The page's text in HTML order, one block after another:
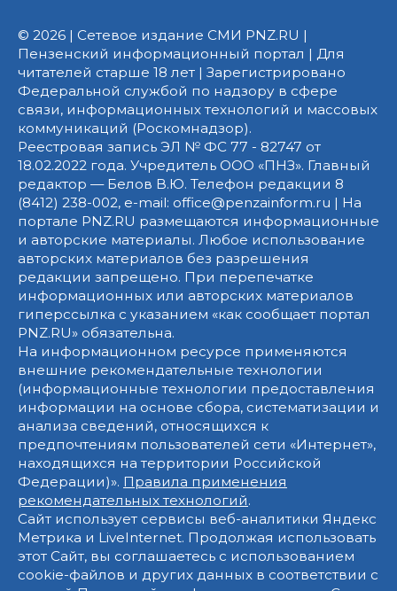
© 2026 | Сетевое издание СМИ PNZ.RU |
Пензенский информационный портал | Для
читателей старше 18 лет | Зарегистрировано
Федеральной службой по надзору в сфере
связи, информационных технологий и массовых
коммуникаций (Роскомнадзор).
Реестровая запись ЭЛ № ФС 77 - 82747 от
18.02.2022 года. Учредитель ООО «ПНЗ». Главный
редактор — Белов В.Ю. Телефон редакции 8
(8412) 238-002, e-mail: office@penzainform.ru | На
портале PNZ.RU размещаются информационные
и авторские материалы. Любое использование
авторских материалов без разрешения
редакции запрещено. При перепечатке
информационных или авторских материалов
гиперссылка с указанием «как сообщает портал
PNZ.RU» обязательна.
На информационном ресурсе применяются
внешние рекомендательные технологии
(информационные технологии предоставления
информации на основе сбора, систематизации и
анализа сведений, относящихся к
предпочтениям пользователей сети «Интернет»,
находящихся на территории Российской
Федерации)». Правила применения
рекомендательных технологий.
Сайт использует сервисы веб-аналитики Яндекс
Метрика и LiveInternet. Продолжая использовать
этот Сайт, вы соглашаетесь с использованием
cookie-файлов и других данных в соответствии с